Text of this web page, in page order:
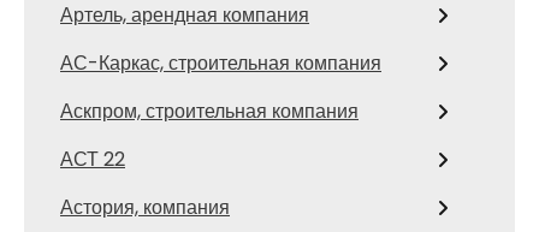
Артель, арендная компания
АС-Каркас, строительная компания
Аскпром, строительная компания
АСТ 22
Астория, компания